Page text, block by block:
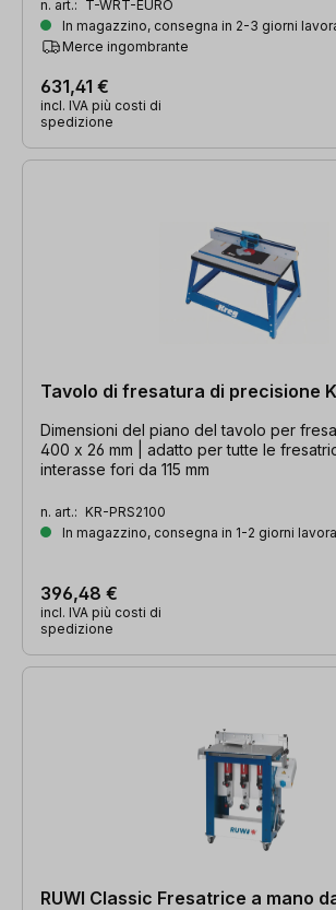
n. art.: T-WRT-EURO
In magazzino, consegna in 2-3 giorni
Merce ingombrante
631,41 €
incl. IVA più costi di
spedizione
Tavolo di fresatura di precisione
Dimensioni del piano del tavolo per
400 x 26 mm | adatto per tutte le fresatrici a mano con
interasse fori da 115 mm
n. art.: KR-PRS2100
In magazzino, consegna in 1-2 giorni
396,48 €
incl. IVA più costi di
spedizione
RUWI Classic Fresatrice a mano